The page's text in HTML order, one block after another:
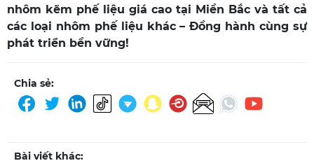
nhôm kẽm phế liệu giá cao tại Miền Bắc và tất cả
các loại nhôm phế liệu khác – Đồng hành cùng sự
phát triển bền vững!
Chia sẻ:
Bài viết khác: